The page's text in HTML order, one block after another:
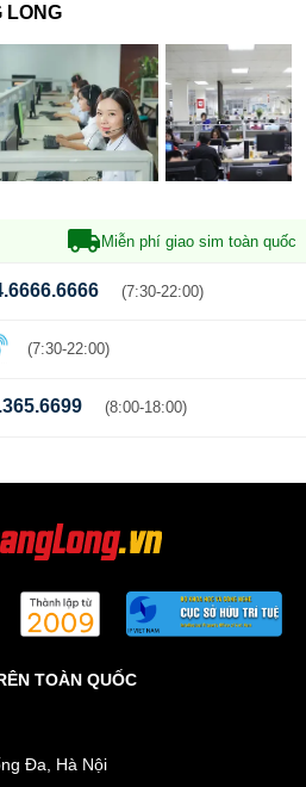
LONG
Miễn phí giao sim toàn quốc
(7:30-22:00)
(7:30-22:00)
(8:00-18:00)
TOÀN QUỐC
Đa, Hà Nội